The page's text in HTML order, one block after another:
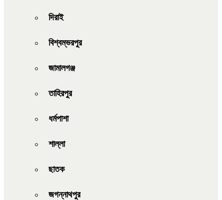
দিরাই
বিশ্বম্ভরপুর
জামালগঞ্জ
তাহিরপুর
ধর্মপাশা
শাল্লা
ছাতক
জগন্নাথপুর